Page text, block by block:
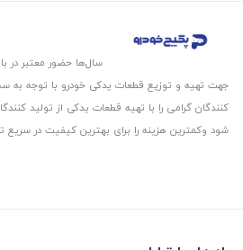
سال‌ها حضور معتبر در
جهت تهیه و توزیع قطعات یدکی خودرو با توجه به
کنندگان گرامی را با تهیه قطعات یدکی از تولید
شود و‌کمترین هزینه را برای بهترین کیفیت در سریع